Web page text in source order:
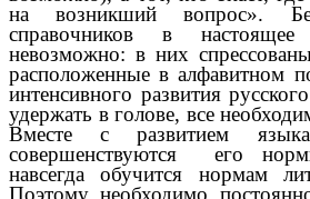
на возникший вопрос».
справочников в
невозможно: в них
расположенные в алфавитном
интенсивного развития
удержать в голове, все
Вместе с развитием
совершенствуются его
навсегда обучится нормам
Поэтому необходимо